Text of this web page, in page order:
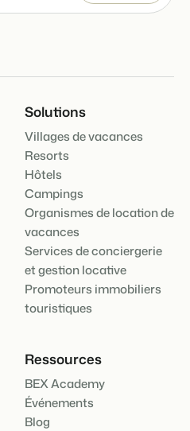
Solutions
Villages de vacances
Resorts
Hôtels
Campings
Organismes de location de
vacances
Services de conciergerie
et gestion locative
Promoteurs immobiliers
touristiques
Ressources
BEX Academy
Événements
Blog